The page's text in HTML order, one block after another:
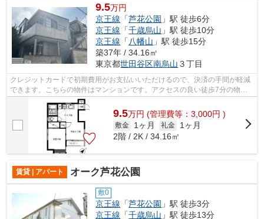
9.5万円
京王線 「芦花公園 」駅 徒歩6分
京王線 「千歳烏山 」駅 徒歩10分
京王線 「 八幡山 」駅 徒歩15分
築37年 / 34.16㎡
東京都世田谷区南烏山 ３丁目
クレジットカードで初期費用がお支払いいただけるので、決済の手間が軽減
できます。こちらの物件はマンションです。アクセスの良い徒歩7分の物件
です。風通しが良好なので、いつでも新...
9.5万円 (管理費等：3,000円 )
敷金 1ヶ月 礼金
1ヶ月
2階 / 2K / 34.16㎡
賃貸 | アパート オーク芦花公園
敷0
京王線 「芦花公園 」駅 徒歩3分
京王線 「千歳烏山 」駅 徒歩13分